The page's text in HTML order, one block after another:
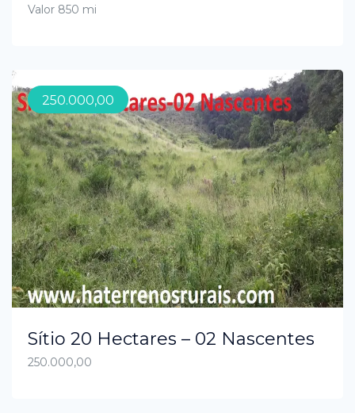
Valor 850 mi
250.000,00
Sítio 20 Hectares – 02 Nascentes
250.000,00